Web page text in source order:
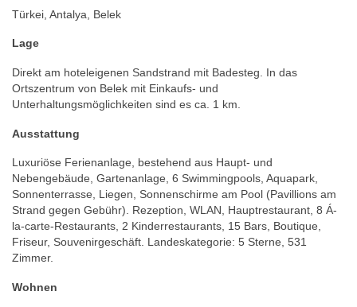
Türkei, Antalya, Belek
Lage
Direkt am hoteleigenen Sandstrand mit Badesteg. In das
Ortszentrum von Belek mit Einkaufs- und
Unterhaltungsmöglichkeiten sind es ca. 1 km.
Ausstattung
Luxuriöse Ferienanlage, bestehend aus Haupt- und
Nebengebäude, Gartenanlage, 6 Swimmingpools, Aquapark,
Sonnenterrasse, Liegen, Sonnenschirme am Pool (Pavillions am
Strand gegen Gebühr). Rezeption, WLAN, Hauptrestaurant, 8 Á-
la-carte-Restaurants, 2 Kinderrestaurants, 15 Bars, Boutique,
Friseur, Souvenirgeschäft. Landeskategorie: 5 Sterne, 531
Zimmer.
Wohnen